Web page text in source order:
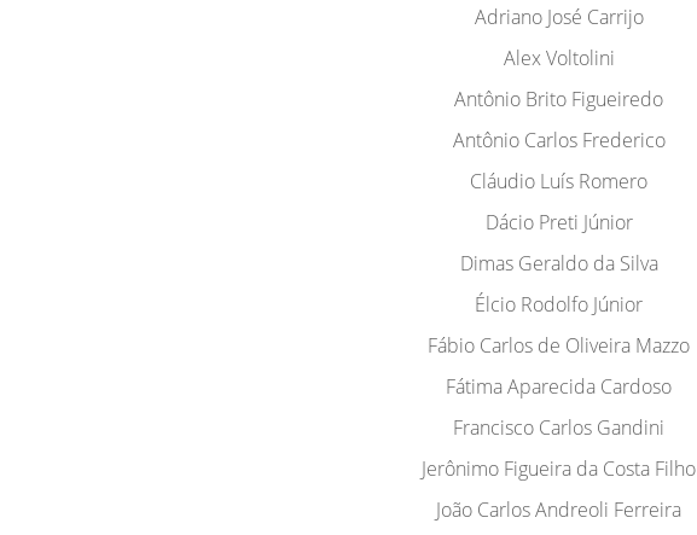
Adriano José Carrijo
Alex Voltolini
Antônio Brito Figueiredo
Antônio Carlos Frederico
Cláudio Luís Romero
Dácio Preti Júnior
Dimas Geraldo da Silva
Élcio Rodolfo Júnior
Fábio Carlos de Oliveira Mazzo
Fátima Aparecida Cardoso
Francisco Carlos Gandini
Jerônimo Figueira da Costa Filho
João Carlos Andreoli Ferreira